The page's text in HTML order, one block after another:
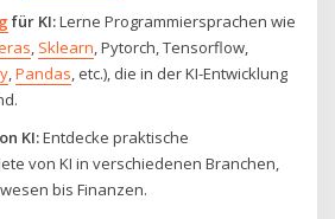
für KI:Lerne Programmiersprachen wie
, Sklearn, Pytorch, Tensorflow,
,Pandas, etc.), die in der KI-Entwicklung
KI:Entdecke praktische
von KI in verschiedenen Branchen,
bis Finanzen.